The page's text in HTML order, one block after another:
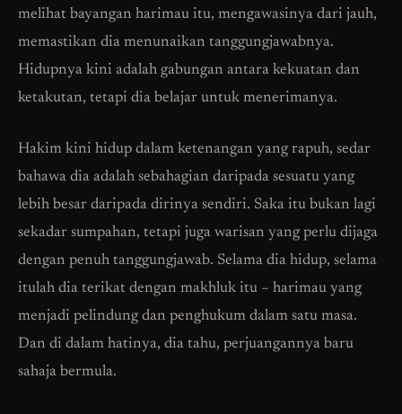
melihat bayangan harimau itu, mengawasinya dari jauh,
memastikan dia menunaikan tanggungjawabnya.
Hidupnya kini adalah gabungan antara kekuatan dan
ketakutan, tetapi dia belajar untuk menerimanya.
Hakim kini hidup dalam ketenangan yang rapuh, sedar
bahawa dia adalah sebahagian daripada sesuatu yang
lebih besar daripada dirinya sendiri. Saka itu bukan lagi
sekadar sumpahan, tetapi juga warisan yang perlu dijaga
dengan penuh tanggungjawab. Selama dia hidup, selama
itulah dia terikat dengan makhluk itu – harimau yang
menjadi pelindung dan penghukum dalam satu masa.
Dan di dalam hatinya, dia tahu, perjuangannya baru
sahaja bermula.